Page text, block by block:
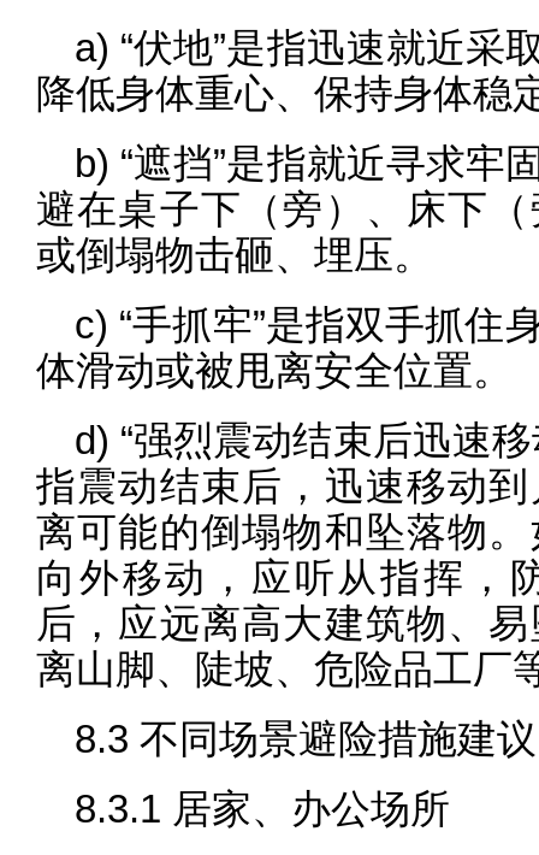
a) “伏地”是指迅速就近采
降低身体重心、保持身体稳
b) “遮挡”是指就近寻求牢
避在桌子下（旁）、床下
或倒塌物击砸、埋压。
c) “手抓牢”是指双手抓住
体滑动或被甩离安全位置。
d) “强烈震动结束后迅速
指震动结束后，迅速移动
离可能的倒塌物和坠落物
向外移动，应听从指挥，
后，应远离高大建筑物、
离山脚、陡坡、危险品工厂
8.3 不同场景避险措施建议
8.3.1 居家、办公场所